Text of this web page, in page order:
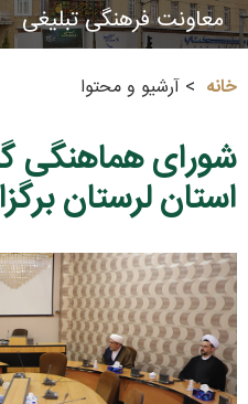
معاونت فرهنگی تبلیغی
خانه آرشیو و محتوا
شورای هماهنگی
استان لرستان